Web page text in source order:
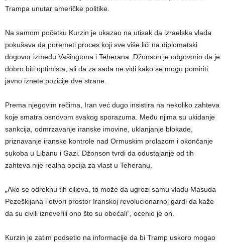
Trampa unutar američke politike.
Na samom početku Kurzin je ukazao na utisak da izraelska vlada
pokušava da poremeti proces koji sve više liči na diplomatski
dogovor između Vašingtona i Teherana. Džonson je odgovorio da je
dobro biti optimista, ali da za sada ne vidi kako se mogu pomiriti
javno iznete pozicije dve strane.
Prema njegovim rečima, Iran već dugo insistira na nekoliko zahteva
koje smatra osnovom svakog sporazuma. Među njima su ukidanje
sankcija, odmrzavanje iranske imovine, uklanjanje blokade,
priznavanje iranske kontrole nad Ormuskim prolazom i okončanje
sukoba u Libanu i Gazi. Džonson tvrdi da odustajanje od tih
zahteva nije realna opcija za vlast u Teheranu.
„Ako se odreknu tih ciljeva, to može da ugrozi samu vladu Masuda
Pezeškijana i otvori prostor Iranskoj revolucionarnoj gardi da kaže
da su civili izneverili ono što su obećali“, ocenio je on.
Kurzin je zatim podsetio na informacije da bi Tramp uskoro mogao